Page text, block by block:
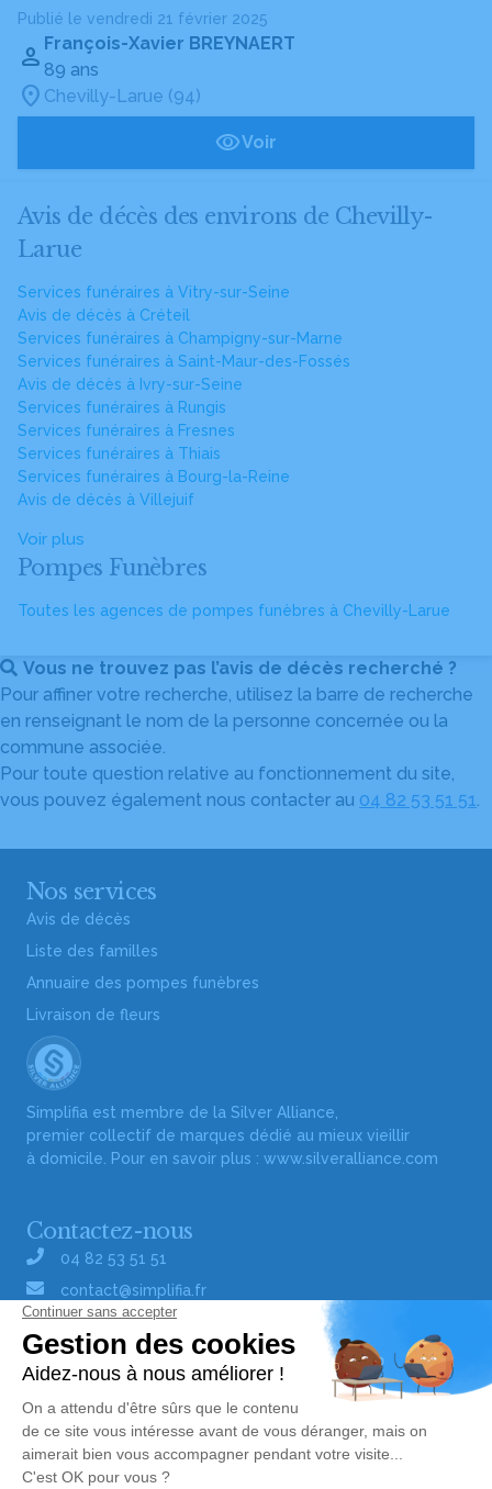
Publié le vendredi 21 février 2025
François-Xavier BREYNAERT
89 ans
Chevilly-Larue (94)
Voir
Avis de décès des environs de Chevilly-
Larue
Services funéraires à Vitry-sur-Seine
Avis de décès à Créteil
Services funéraires à Champigny-sur-Marne
Services funéraires à Saint-Maur-des-Fossés
Avis de décès à Ivry-sur-Seine
Services funéraires à Rungis
Services funéraires à Fresnes
Services funéraires à Thiais
Services funéraires à Bourg-la-Reine
Avis de décès à Villejuif
Voir plus
Pompes Funèbres
Toutes les agences de pompes funèbres à Chevilly-Larue
Vous ne trouvez pas l’avis de décès recherché ?
Pour affiner votre recherche, utilisez la barre de recherche
en renseignant le nom de la personne concernée ou la
commune associée.
Pour toute question relative au fonctionnement du site,
vous pouvez également nous contacter au 04 82 53 51 51.
Nos services
Avis de décès
Liste des familles
Annuaire des pompes funèbres
Livraison de fleurs
Simplifia est membre de la Silver Alliance,
premier collectif de marques dédié au mieux vieillir
à domicile. Pour en savoir plus : www.silveralliance.com
Contactez-nous
04 82 53 51 51
contact@simplifia.fr
Réseaux sociaux
Liens utiles
Publier un avis de décès